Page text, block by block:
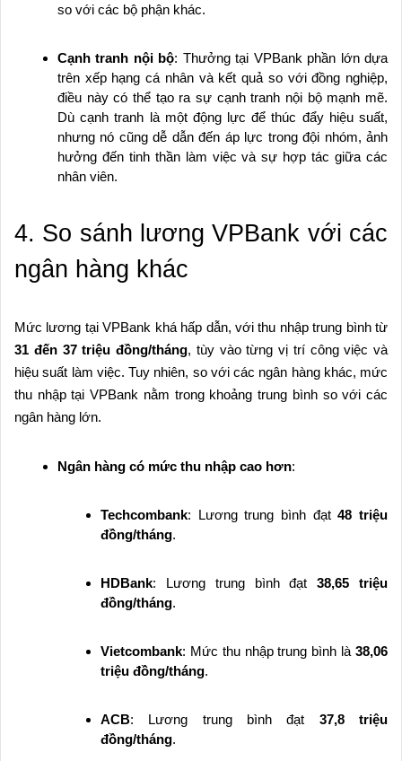
so với các bộ phận khác.
Cạnh tranh nội bộ: Thưởng tại VPBank phần lớn dựa
trên xếp hạng cá nhân và kết quả so với đồng nghiệp,
điều này có thể tạo ra sự cạnh tranh nội bộ mạnh mẽ.
Dù cạnh tranh là một động lực để thúc đẩy hiệu suất,
nhưng nó cũng dễ dẫn đến áp lực trong đội nhóm, ảnh
hưởng đến tinh thần làm việc và sự hợp tác giữa các
nhân viên.
4. So sánh lương VPBank với các
ngân hàng khác
Mức lương tại VPBank khá hấp dẫn, với thu nhập trung bình từ
31 đến 37 triệu đồng/tháng, tùy vào từng vị trí công việc và
hiệu suất làm việc. Tuy nhiên, so với các ngân hàng khác, mức
thu nhập tại VPBank nằm trong khoảng trung bình so với các
ngân hàng lớn.
Ngân hàng có mức thu nhập cao hơn:
Techcombank: Lương trung bình đạt48 triệu
đồng/tháng.
HDBank: Lương trung bình đạt38,65 triệu
đồng/tháng.
Vietcombank: Mức thu nhập trung bình là 38,06
triệu đồng/tháng.
ACB: Lương trung bình đạt 37,8 triệu
đồng/tháng.